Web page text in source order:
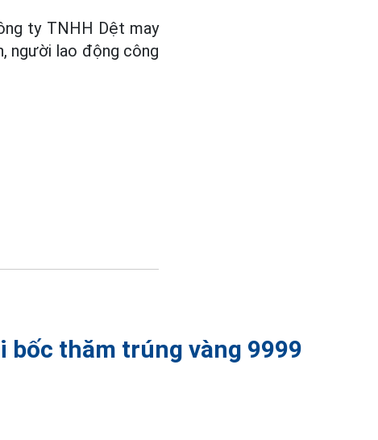
ty TNHH Dệt may
người lao động công
bốc thăm trúng vàng 9999